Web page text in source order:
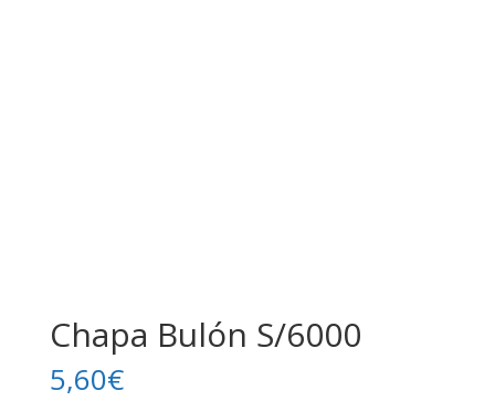
Chapa Bulón S/6000
5,60€